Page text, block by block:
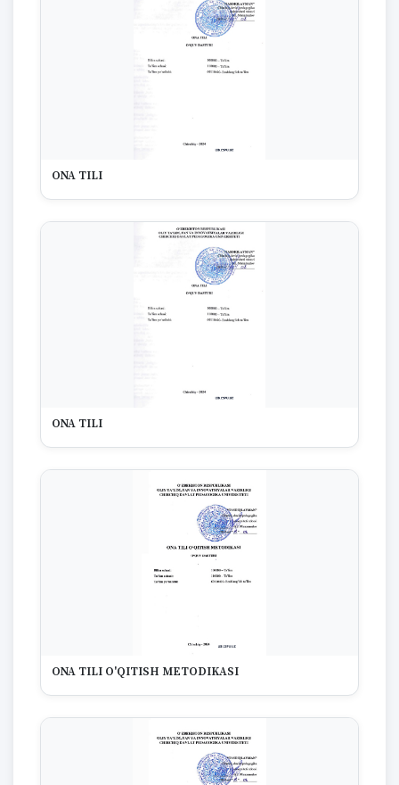
ONA TILI
ONA TILI
ONA TILI O'QITISH METODIKASI